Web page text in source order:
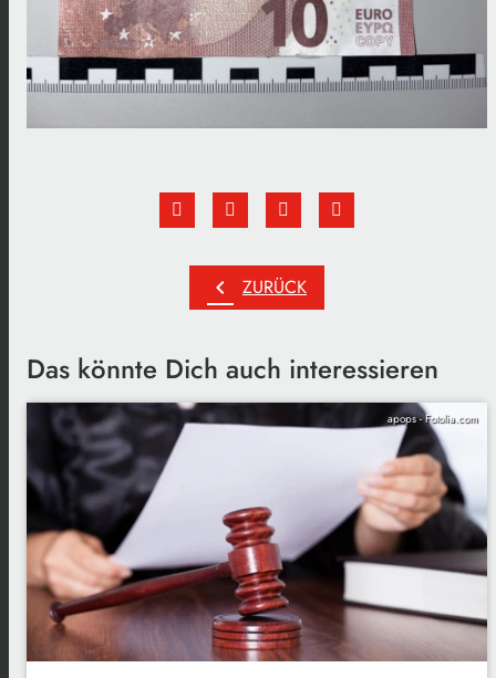
chevron_left ZURÜCK
Das könnte Dich auch interessieren
apops - Fotolia.com